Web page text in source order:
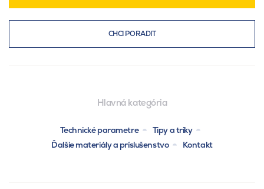
CHCI PORADIT
Hlavná kategória
Technické parametre
Tipy a triky
Ďalšie materiály a príslušenstvo
Kontakt